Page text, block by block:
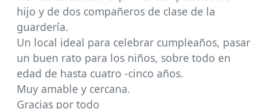
hijo y de dos compañeros de clase de la
guardería.
Un local ideal para celebrar cumpleaños, pasar
un buen rato para los niños, sobre todo en
edad de hasta cuatro -cinco años.
Muy amable y cercana.
Gracias por todo